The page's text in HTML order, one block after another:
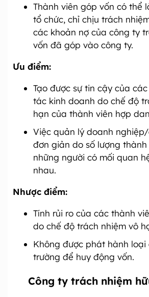
Thành viên góp vốn có thể
tổ chức, chỉ chịu trách
các khoản nợ của công ty
vốn đã góp vào công ty.
Ưu điểm:
Tạo được sự tin cậy của
tác kinh doanh do chế độ
hạn của thành viên hợp
Việc quản lý doanh
đơn giản do số lượng
những người có mối quan
nhau.
Nhược điểm:
Tính rủi ro của các thành
do chế độ trách nhiệm vô
Không được phát hành loại
trường để huy động vốn.
Công ty trách nhiệm